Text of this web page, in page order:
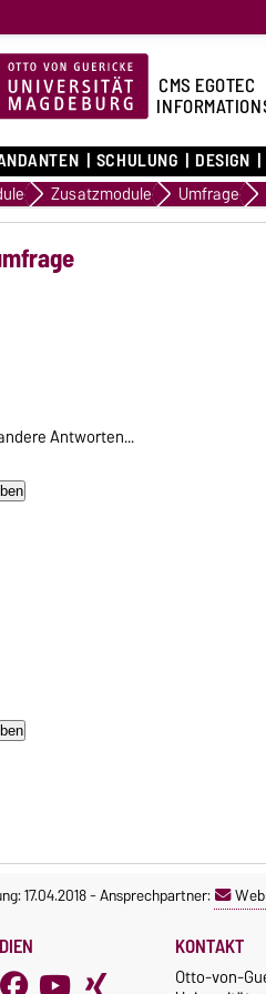
CMS EGOTEC
SCHULUNG DESIGN
Zusatzmodule Umfrage
Antworten...
17.04.2018-Ansprechpartner:
KONTAKT
Otto-von-